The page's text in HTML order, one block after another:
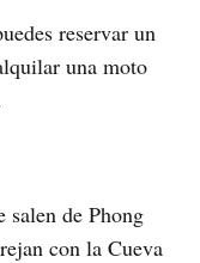
reservar un
una moto
salen de Phong
con la Cueva